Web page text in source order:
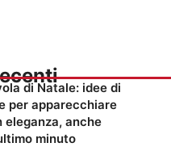
di Natale: idee di
per apparecchiare
eleganza, anche
minuto